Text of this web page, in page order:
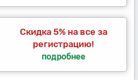
Скидка 5% на все за
регистрацию!
подробнее